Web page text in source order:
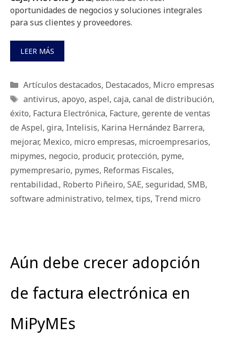
oportunidades de negocios y soluciones integrales
para sus clientes y proveedores.
LEER MÁS
Categorías
Artículos destacados, Destacados, Micro empresas
Etiquetas
antivirus, apoyo, aspel, caja, canal de distribución,
éxito, Factura Electrónica, Facture, gerente de ventas
de Aspel, gira, Intelisis, Karina Hernández Barrera,
mejorar, Mexico, micro empresas, microempresarios,
mipymes, negocio, producir, protección, pyme,
pymempresario, pymes, Reformas Fiscales,
rentabilidad., Roberto Piñeiro, SAE, seguridad, SMB,
software administrativo, telmex, tips, Trend micro
Aún debe crecer adopción
de factura electrónica en
MiPyMEs